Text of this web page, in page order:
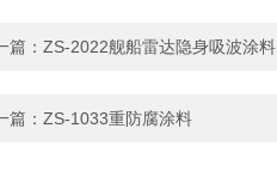
篇： ZS-2022舰船雷达隐身吸波涂料
篇： ZS-1033重防腐涂料